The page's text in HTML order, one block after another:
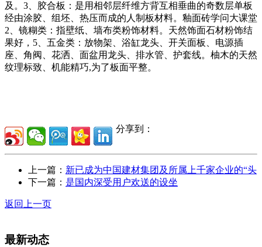
及。3、胶合板：是用相邻层纤维方背互相垂曲的奇数层单板
经由涂胶、组坯、热压而成的人制板材料。釉面砖学问大课堂
2、镜糊类：指壁纸、墙布类粉饰材料。天然饰面石材粉饰结
果好，5、五金类：放物架、浴缸龙头、开关面板、电源插
座、角阀、花洒、面盆用龙头、排水管、护套线。柚木的天然
纹理标致、机能精巧,为了板面平整。
分享到：
上一篇： 新已成为中国建材集团及所属上千家企业的“头
下一篇： 是国内深受用户欢送的设坐
返回上一页
最新动态